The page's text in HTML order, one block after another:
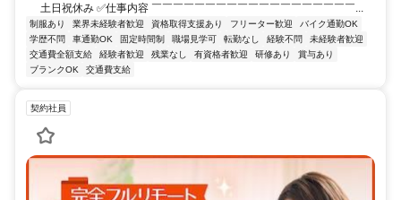
土日祝休み ✅仕事内容 ￣￣￣￣￣￣￣￣￣￣￣￣￣￣￣￣￣￣￣...
制服あり 業界未経験者歓迎 資格取得支援あり フリーター歓迎
バイク通勤OK
学歴不問
車通勤OK 固定時間制 職場見学可 転勤なし 経験不問
未経験者歓迎
交通費全額支給
経験者歓迎 残業なし 有資格者歓迎 研修あり
賞与あり
ブランクOK
交通費支給
契約社員